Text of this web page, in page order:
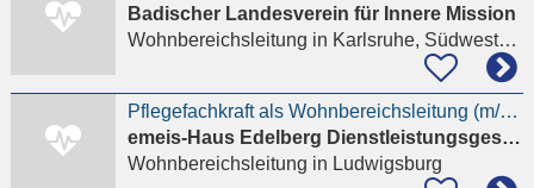
Badischer Landesverein für Innere Mission
Wohnbereichsleitung in Karlsruhe, Südweststadt
Pflegefachkraft als Wohnbereichsleitung (m/w/d) Senioren-Zentrum Ludwigsburg
emeis-Haus Edelberg Dienstleistungsgesellschaft für Senioren mbH
Wohnbereichsleitung in Ludwigsburg